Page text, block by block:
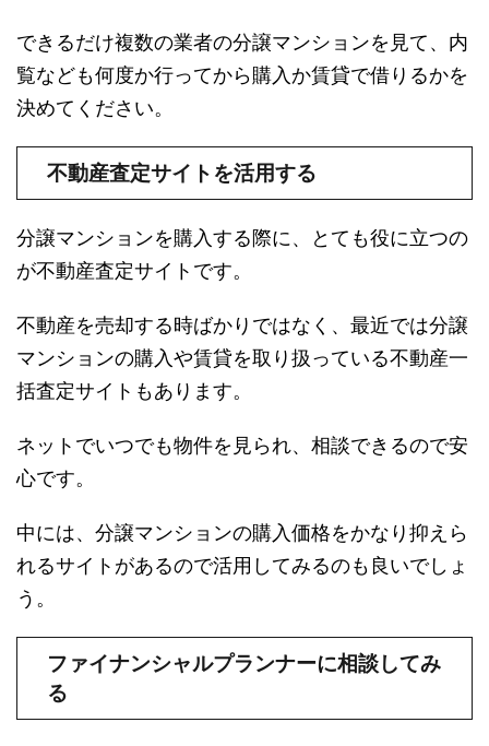
できるだけ複数の業者の分譲マンションを見て、内
覧なども何度か行ってから購入か賃貸で借りるかを
決めてください。
不動産査定サイトを活用する
分譲マンションを購入する際に、とても役に立つの
が不動産査定サイトです。
不動産を売却する時ばかりではなく、最近では分譲
マンションの購入や賃貸を取り扱っている不動産一
括査定サイトもあります。
ネットでいつでも物件を見られ、相談できるので安
心です。
中には、分譲マンションの購入価格をかなり抑えら
れるサイトがあるので活用してみるのも良いでしょ
う。
ファイナンシャルプランナーに相談してみ
る